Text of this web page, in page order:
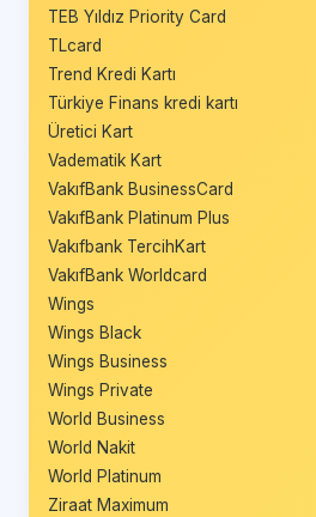
TEB Yıldız Priority Card
TLcard
Trend Kredi Kartı
Türkiye Finans kredi kartı
Üretici Kart
Vadematik Kart
VakıfBank BusinessCard
VakıfBank Platinum Plus
Vakıfbank TercihKart
VakıfBank Worldcard
Wings
Wings Black
Wings Business
Wings Private
World Business
World Nakit
World Platinum
Ziraat Maximum